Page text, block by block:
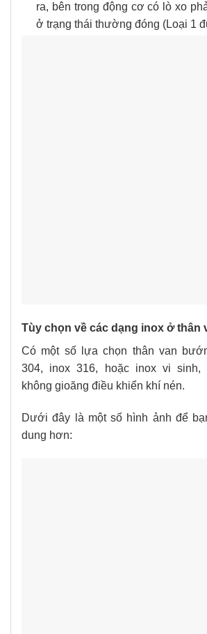
ra, bên trong động cơ có lò xo
ở trạng thái thường đóng (Loại 1
Tùy chọn về các dạng inox ở thân
Có một số lựa chọn thân van
304, inox 316, hoặc inox vi sinh,
không gioăng điều khiển khí nén.
Dưới đây là một số hình ảnh để
dung hơn: